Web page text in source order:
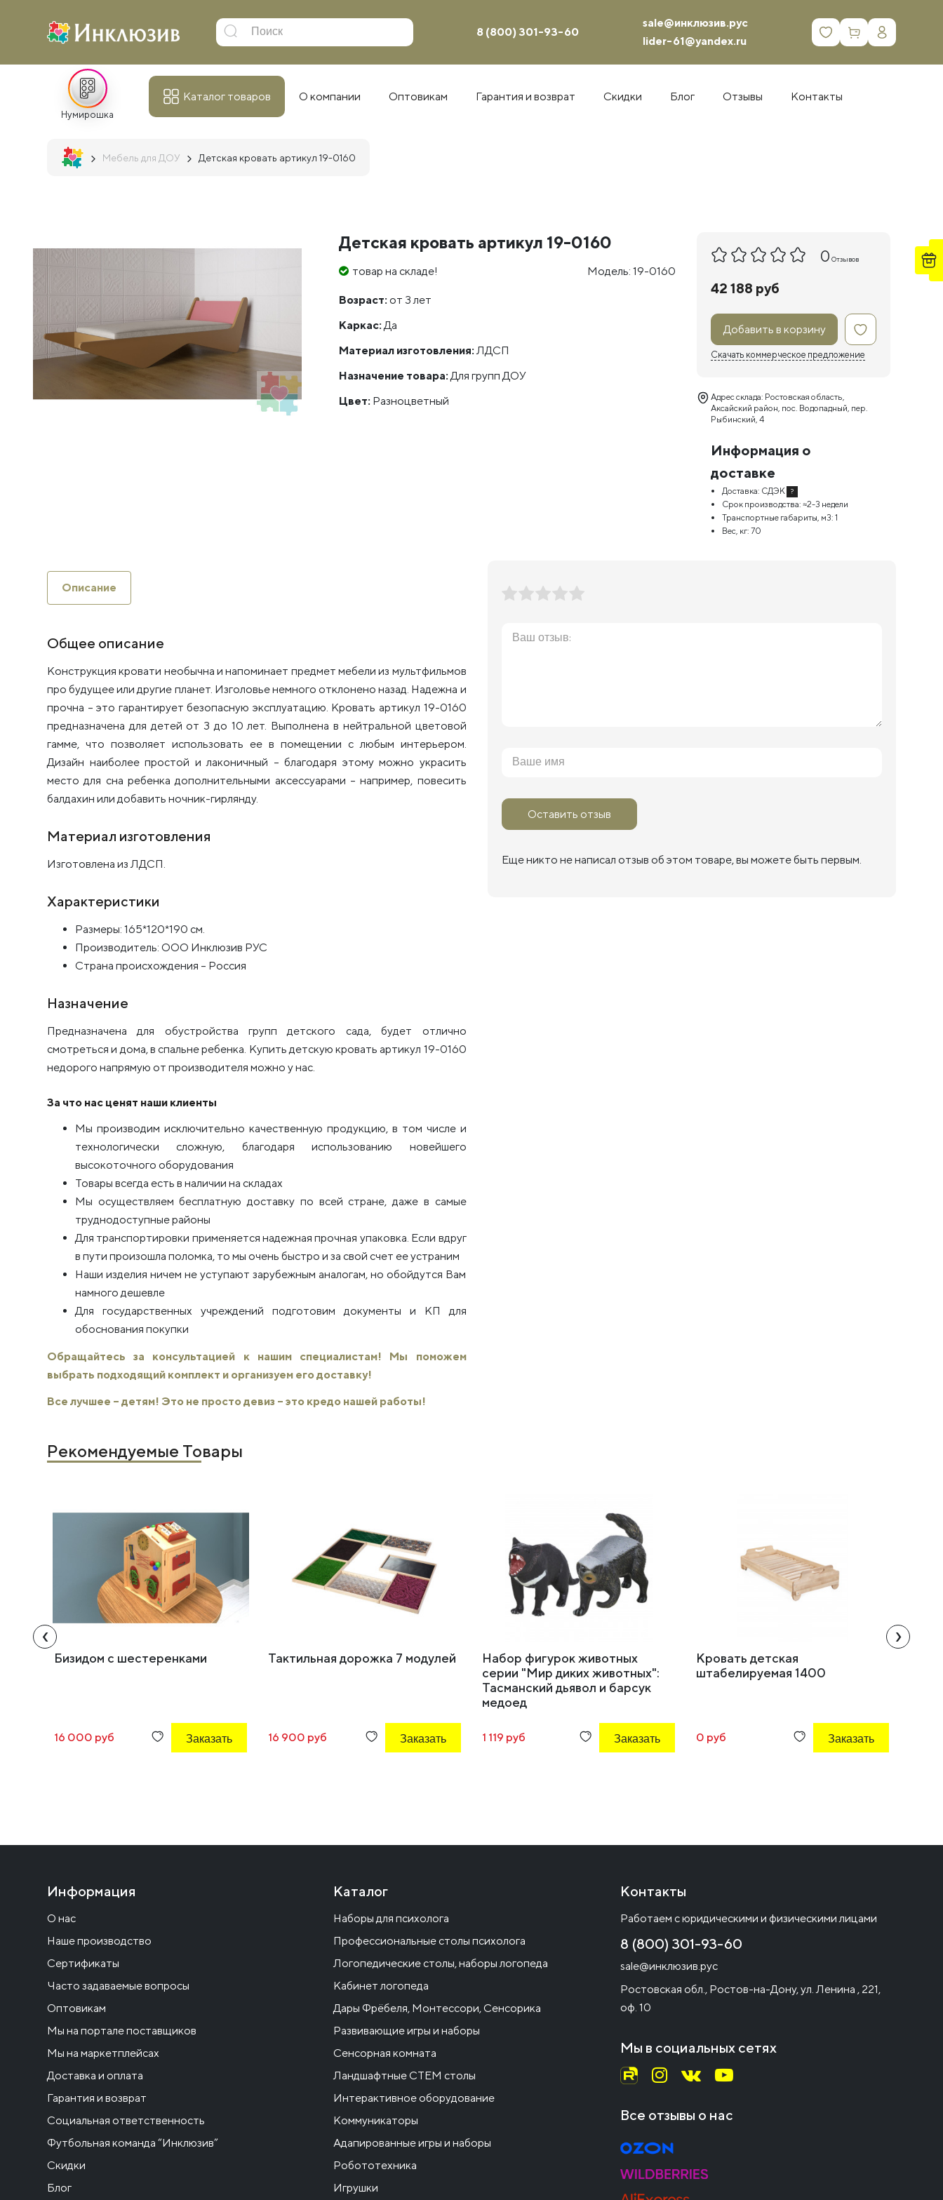
8 (800) 301-93-60
sale@инклюзив.рус
lider-61@yandex.ru
0
Нумирошка
Каталог товаров О компании Оптовикам Гарантия и возврат Скидки Блог Отзывы Контакты
Мебель для ДОУ Детская кровать артикул 19-0160
Детская кровать артикул 19-0160
товар на складе! Модель: 19-0160
Возраст: от 3 лет
Каркас: Да
Материал изготовления: ЛДСП
Назначение товара: Для групп ДОУ
Цвет: Разноцветный
0 Отзывов
42 188 руб
Добавить в корзину
Скачать коммерческое предложение
Адрес склада: Ростовская область,
Аксайский район, пос. Водопадный, пер.
Рыбинский, 4
Информация о
доставке
Доставка: СДЭК ?
Срок производства: ≈2-3 недели
Транспортные габариты, м3: 1
Вес, кг: 70
Описание
Общее описание
Конструкция кровати необычна и напоминает предмет мебели из мультфильмов
про будущее или другие планет. Изголовье немного отклонено назад. Надежна и
прочна – это гарантирует безопасную эксплуатацию. Кровать артикул 19-0160
предназначена для детей от 3 до 10 лет. Выполнена в нейтральной цветовой
гамме, что позволяет использовать ее в помещении с любым интерьером.
Дизайн наиболее простой и лаконичный – благодаря этому можно украсить
место для сна ребенка дополнительными аксессуарами – например, повесить
балдахин или добавить ночник-гирлянду.
Материал изготовления
Изготовлена из ЛДСП.
Характеристики
Размеры: 165*120*190 см.
Производитель: ООО Инклюзив РУС
Страна происхождения – Россия
Назначение
Предназначена для обустройства групп детского сада, будет отлично
смотреться и дома, в спальне ребенка. Купить детскую кровать артикул 19-0160
недорого напрямую от производителя можно у нас.
За что нас ценят наши клиенты
Мы производим исключительно качественную продукцию, в том числе и
технологически сложную, благодаря использованию новейшего
высокоточного оборудования
Товары всегда есть в наличии на складах
Мы осуществляем бесплатную доставку по всей стране, даже в самые
труднодоступные районы
Для транспортировки применяется надежная прочная упаковка. Если вдруг
в пути произошла поломка, то мы очень быстро и за свой счет ее устраним
Наши изделия ничем не уступают зарубежным аналогам, но обойдутся Вам
намного дешевле
Для государственных учреждений подготовим документы и КП для
обоснования покупки
Обращайтесь за консультацией к нашим специалистам! Мы поможем
выбрать подходящий комплект и организуем его доставку!
Все лучшее – детям! Это не просто девиз – это кредо нашей работы!
Оставить отзыв
Еще никто не написал отзыв об этом товаре, вы можете быть первым.
Рекомендуемые Товары
Бизидом с шестеренками
16 000 руб Заказать
Тактильная дорожка 7 модулей
16 900 руб Заказать
Набор фигурок животных
серии "Мир диких животных":
Тасманский дьявол и барсук
медоед
1 119 руб Заказать
Кровать детская
штабелируемая 1400
0 руб Заказать
‹ ›
Информация
О нас
Наше производство
Сертификаты
Часто задаваемые вопросы
Оптовикам
Мы на портале поставщиков
Мы на маркетплейсах
Доставка и оплата
Гарантия и возврат
Социальная ответственность
Футбольная команда “Инклюзив”
Скидки
Блог
Каталог
Наборы для психолога
Профессиональные столы психолога
Логопедические столы, наборы логопеда
Кабинет логопеда
Дары Фрёбеля, Монтессори, Сенсорика
Развивающие игры и наборы
Сенсорная комната
Ландшафтные СТЕМ столы
Интерактивное оборудование
Коммуникаторы
Адапированные игры и наборы
Робототехника
Игрушки
Контакты
Работаем с юридическими и физическими лицами
8 (800) 301-93-60
sale@инклюзив.рус
Ростовская обл., Ростов-на-Дону, ул. Ленина , 221,
оф. 10
Мы в социальных сетях
Все отзывы о нас